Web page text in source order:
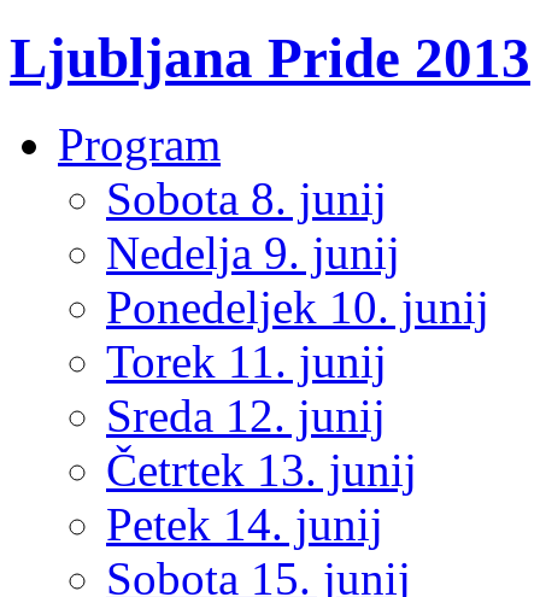
Ljubljana Pride 2013
Program
Sobota 8. junij
Nedelja 9. junij
Ponedeljek 10. junij
Torek 11. junij
Sreda 12. junij
Četrtek 13. junij
Petek 14. junij
Sobota 15. junij